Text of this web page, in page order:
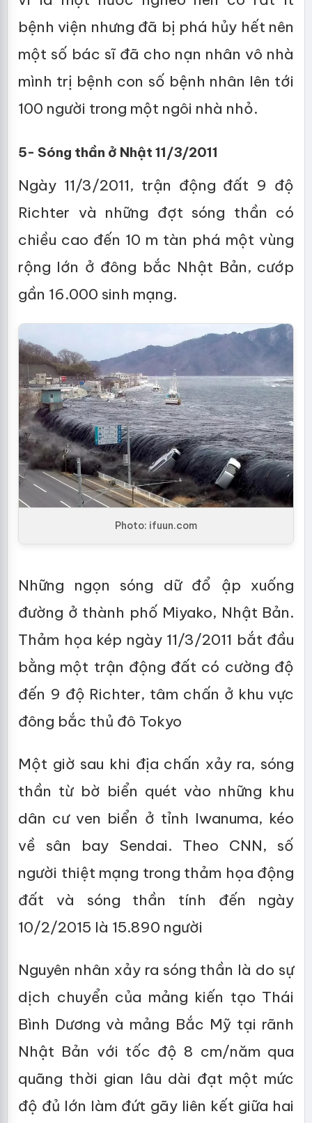
bệnh viện nhưng đã bị phá hủy hết nên
một số bác sĩ đã cho nạn nhân vô nhà
mình trị bệnh con số bệnh nhân lên tới
100 người trong một ngôi nhà nhỏ.
5- Sóng thần ở Nhật 11/3/2011
Ngày 11/3/2011, trận động đất 9 độ
Richter và những đợt sóng thần có
chiều cao đến 10 m tàn phá một vùng
rộng lớn ở đông bắc Nhật Bản, cướp
gần 16.000 sinh mạng.
Photo: ifuun.com
Những ngọn sóng dữ đổ ập xuống
đường ở thành phố Miyako, Nhật Bản.
Thảm họa kép ngày 11/3/2011 bắt đầu
bằng một trận động đất có cường độ
đến 9 độ Richter, tâm chấn ở khu vực
đông bắc thủ đô Tokyo
Một giờ sau khi địa chấn xảy ra, sóng
thần từ bờ biển quét vào những khu
dân cư ven biển ở tỉnh Iwanuma, kéo
về sân bay Sendai. Theo CNN, số
người thiệt mạng trong thảm họa động
đất và sóng thần tính đến ngày
10/2/2015 là 15.890 người
Nguyên nhân xảy ra sóng thần là do sự
dịch chuyển của mảng kiến tạo Thái
Bình Dương và mảng Bắc Mỹ tại rãnh
Nhật Bản với tốc độ 8 cm/năm qua
quãng thời gian lâu dài đạt một mức
độ đủ lớn làm đứt gãy liên kết giữa hai